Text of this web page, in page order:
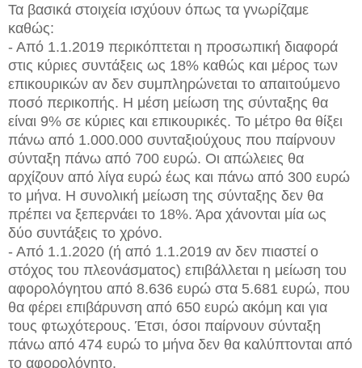
Τα βασικά στοιχεία ισχύουν όπως τα γνωρίζαμε
καθώς:
- Από 1.1.2019 περικόπτεται η προσωπική διαφορά
στις κύριες συντάξεις ως 18% καθώς και μέρος των
επικουρικών αν δεν συμπληρώνεται το απαιτούμενο
ποσό περικοπής. Η μέση μείωση της σύνταξης θα
είναι 9% σε κύριες και επικουρικές. Το μέτρο θα θίξει
πάνω από 1.000.000 συνταξιούχους που παίρνουν
σύνταξη πάνω από 700 ευρώ. Οι απώλειες θα
αρχίζουν από λίγα ευρώ έως και πάνω από 300 ευρώ
το μήνα. Η συνολική μείωση της σύνταξης δεν θα
πρέπει να ξεπερνάει το 18%. Άρα χάνονται μία ως
δύο συντάξεις το χρόνο.
- Από 1.1.2020 (ή από 1.1.2019 αν δεν πιαστεί ο
στόχος του πλεονάσματος) επιβάλλεται η μείωση του
αφορολόγητου από 8.636 ευρώ στα 5.681 ευρώ, που
θα φέρει επιβάρυνση από 650 ευρώ ακόμη και για
τους φτωχότερους. Έτσι, όσοι παίρνουν σύνταξη
πάνω από 474 ευρώ το μήνα δεν θα καλύπτονται από
το αφορολόγητο.